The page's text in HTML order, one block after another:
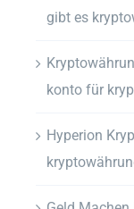
gibt es
konto für
Hyperion